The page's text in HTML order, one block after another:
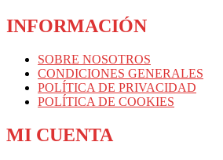
INFORMACIÓN
SOBRE NOSOTROS
CONDICIONES GENERALES
POLÍTICA DE PRIVACIDAD
POLÍTICA DE COOKIES
MI CUENTA